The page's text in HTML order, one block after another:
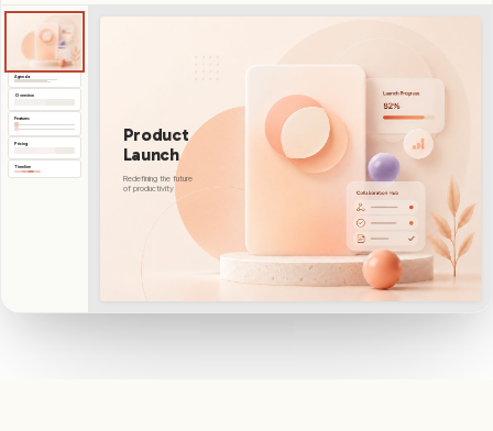
Agenda
Overview
Features
Pricing
Timeline
Product
Launch
Redefining the future
of productivity